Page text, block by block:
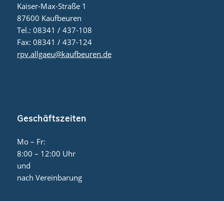
Kaiser-Max-Straße 1
87600 Kaufbeuren
Tel.: 08341 / 437-108
Fax: 08341 / 437-124
rpv.allgaeu@kaufbeuren.de
Geschäftszeiten
Mo – Fr:
8:00 – 12:00 Uhr
und
nach Vereinbarung